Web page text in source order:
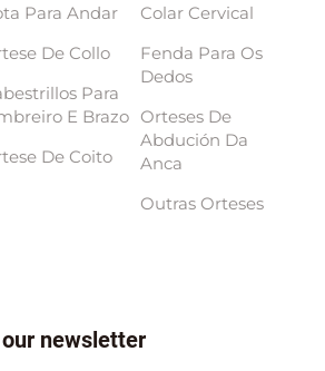
Para Andar
De Collo
Para
E Brazo
De Coito
Colar Cervical
Fenda Para Os
Dedos
Orteses De
Abdución Da
Anca
Outras Orteses
newsletter